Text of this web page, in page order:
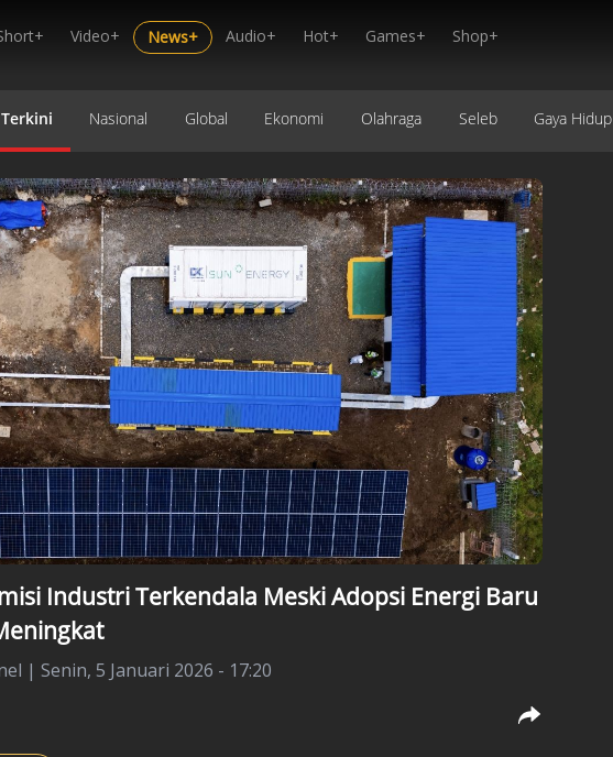
Video+ News+ Audio+ Hot+ Games+ Shop+
Terkini Nasional Global Ekonomi Olahraga Seleb Gaya Hidup
Industri Terkendala Meski Adopsi Energi Baru
| Senin, 5 Januari 2026 - 17:20